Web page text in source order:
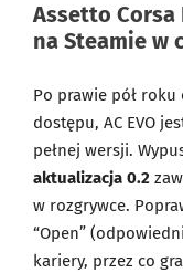
Assetto Corsa
na Steamie w
Po prawie pół
dostępu, AC EVO
pełnej wersji.
aktualizacja 0.2
w rozgrywce.
“Open”
kariery, przez co